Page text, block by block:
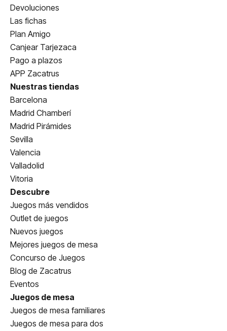
Devoluciones
Las fichas
Plan Amigo
Canjear Tarjezaca
Pago a plazos
APP Zacatrus
Nuestras tiendas
Barcelona
Madrid Chamberí
Madrid Pirámides
Sevilla
Valencia
Valladolid
Vitoria
Descubre
Juegos más vendidos
Outlet de juegos
Nuevos juegos
Mejores juegos de mesa
Concurso de Juegos
Blog de Zacatrus
Eventos
Juegos de mesa
Juegos de mesa familiares
Juegos de mesa para dos